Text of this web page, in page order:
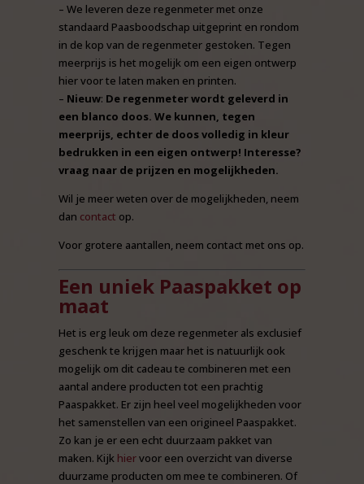
– We leveren deze regenmeter met onze
standaard Paasboodschap uitgeprint en rondom
in de kop van de regenmeter gestoken. Tegen
meerprijs is het mogelijk om een eigen ontwerp
hier voor te laten maken en printen.
– Nieuw: De regenmeter wordt geleverd in
een blanco doos. We kunnen, tegen
meerprijs, echter de doos volledig in kleur
bedrukken in een eigen ontwerp! Interesse?
vraag naar de prijzen en mogelijkheden.
Wil je meer weten over de mogelijkheden, neem
dan contact op.
Voor grotere aantallen, neem contact met ons op.
Een uniek Paaspakket op
maat
Het is erg leuk om deze regenmeter als exclusief
geschenk te krijgen maar het is natuurlijk ook
mogelijk om dit cadeau te combineren met een
aantal andere producten tot een prachtig
Paaspakket. Er zijn heel veel mogelijkheden voor
het samenstellen van een origineel Paaspakket.
Zo kan je er een echt duurzaam pakket van
maken. Kijk hiervoor een overzicht van diverse
duurzame producten om mee te combineren. Of